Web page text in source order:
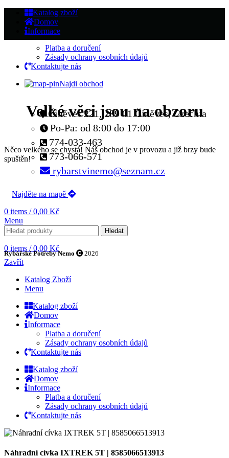
Katalog zboží
Domov
Informace
Platba a doručení
Zásady ochrany osobních údajů
Kontaktujte nás
Najdi obchod
Činěves 221, 289 01 Činěves, Czechia
Po-Pa: od 8:00 do 17:00
774-033-463
773-066-571
rybarstvinemo@seznam.cz
Najděte na mapě
0 items / 0,00 Kč
Menu
Hledat
0 items / 0,00 Kč
Velké věci jsou na obzoru
Něco velkého se chystá! Náš obchod je v provozu a již brzy bude
spuštěn!
Rybářské Potřeby Nemo 2026
Zavřít
Katalog Zboží
Menu
Katalog zboží
Domov
Informace
Platba a doručení
Zásady ochrany osobních údajů
Kontaktujte nás
Katalog zboží
Domov
Informace
Platba a doručení
Zásady ochrany osobních údajů
Kontaktujte nás
Náhradní cívka IXTREK 5T | 8585066513913